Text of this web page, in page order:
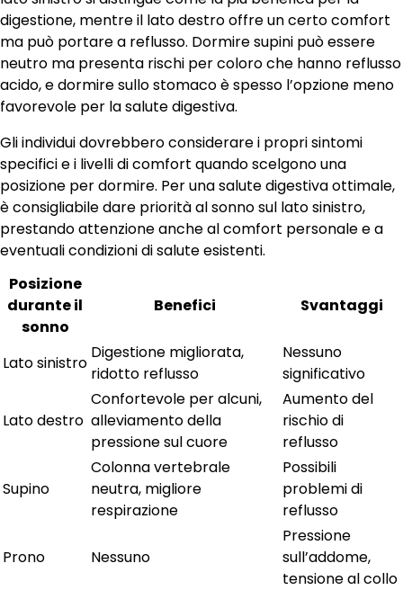
digestione, mentre il lato destro offre un certo comfort
ma può portare a reflusso. Dormire supini può essere
neutro ma presenta rischi per coloro che hanno reflusso
acido, e dormire sullo stomaco è spesso l’opzione meno
favorevole per la salute digestiva.
Gli individui dovrebbero considerare i propri sintomi
specifici e i livelli di comfort quando scelgono una
posizione per dormire. Per una salute digestiva ottimale,
è consigliabile dare priorità al sonno sul lato sinistro,
prestando attenzione anche al comfort personale e a
eventuali condizioni di salute esistenti.
Posizione
durante il
sonno
Benefici Svantaggi
Lato sinistro
Digestione migliorata,
ridotto reflusso
Nessuno
significativo
Lato destro
Confortevole per alcuni,
alleviamento della
pressione sul cuore
Aumento del
rischio di
reflusso
Supino
Colonna vertebrale
neutra, migliore
respirazione
Possibili
problemi di
reflusso
Prono Nessuno
Pressione
sull’addome,
tensione al collo